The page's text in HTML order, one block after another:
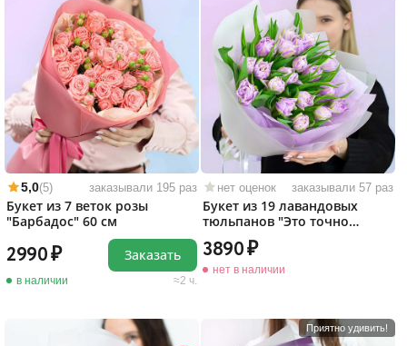
5,0(5) заказывали 195 раз
Букет из 7 веток розы
"Барбадос" 60 см
2990
в наличии 2 ч.
Заказать
нет оценок заказывали 57 раз
Букет из 19 лавандовых
тюльпанов "Это точно
любовь!"
3890
нет в наличии
Приятно удивить!